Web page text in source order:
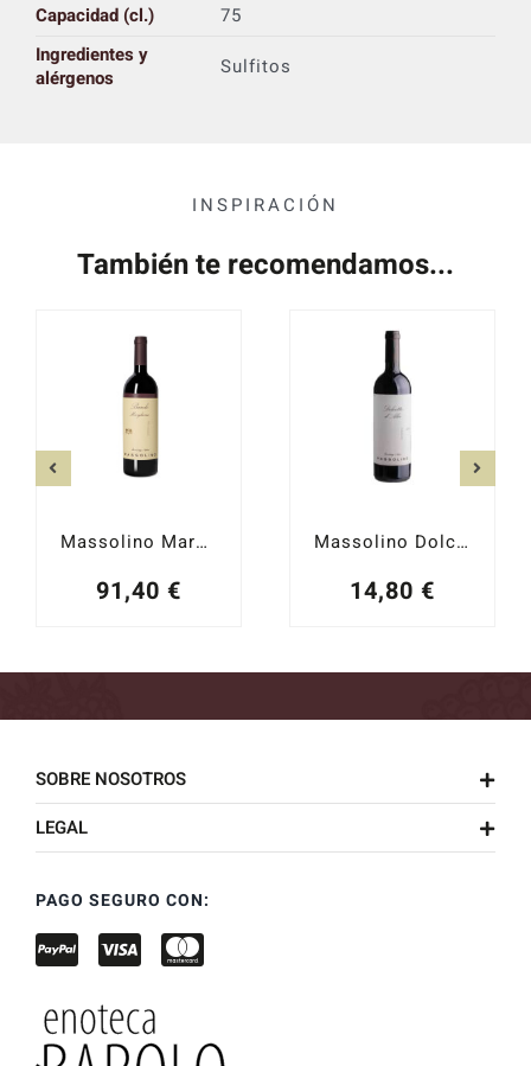
Capacidad (cl.)
75
Ingredientes y
alérgenos
Sulfitos
INSPIRACIÓN
También te recomendamos...
Massolino Margheria 2019
91,40 €
Massolino Dolcetto d´Alba 2024
14,80 €
SOBRE NOSOTROS
LEGAL
PAGO SEGURO CON: